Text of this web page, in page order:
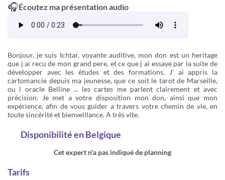
🎧Écoutez ma présentation audio
Bonjour, je suis Ichtar, voyante auditive, mon don est un heritage
que j ai recu de mon grand pere, et ce que j ai essaye par la suite de
développer avec les études et des formations. J' ai appris la
cartomancie depuis ma jeunesse, que ce soit le tarot de Marseille,
ou l oracle Belline ... les cartes me parlent clairement et avec
précision. Je met a votre disposition mon don, ainsi que mon
expérience, afin de vous guider a travers votre chemin de vie, en
toute sincérité et bienveillance. A très vite.
Disponibilitéen Belgique
Cet expert n'a pas indiqué de planning
Tarifs